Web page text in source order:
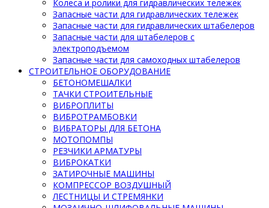
Колеса и ролики для гидравлических тележек
Запасные части для гидравлических тележек
Запасные части для гидравлических штабелеров
Запасные части для штабелеров с
электроподъемом
Запасные части для самоходных штабелеров
СТРОИТЕЛЬНОЕ ОБОРУДОВАНИЕ
БЕТОНОМЕШАЛКИ
ТАЧКИ СТРОИТЕЛЬНЫЕ
ВИБРОПЛИТЫ
ВИБРОТРАМБОВКИ
ВИБРАТОРЫ ДЛЯ БЕТОНА
МОТОПОМПЫ
РЕЗЧИКИ АРМАТУРЫ
ВИБРОКАТКИ
ЗАТИРОЧНЫЕ МАШИНЫ
КОМПРЕССОР ВОЗДУШНЫЙ
ЛЕСТНИЦЫ И СТРЕМЯНКИ